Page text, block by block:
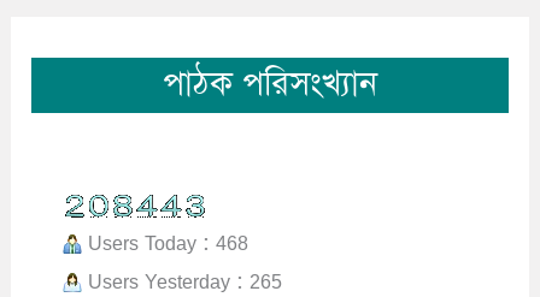
পাঠক পরিসংখ্যান
Users Today : 468
Users Yesterday : 265